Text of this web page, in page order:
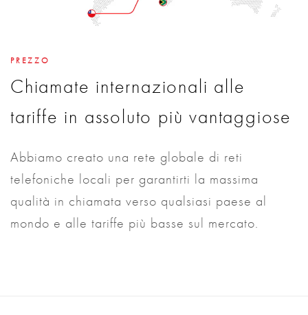
PREZZO
Chiamate internazionali alle
tariffe in assoluto più vantaggiose
Abbiamo creato una rete globale di reti
telefoniche locali per garantirti la massima
qualità in chiamata verso qualsiasi paese al
mondo e alle tariffe più basse sul mercato.